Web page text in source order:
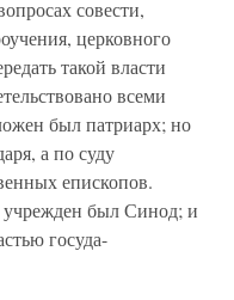
совести,
церковного
такой власти
всеми
был патриарх; но
а по суду
епископов.
учрежден был Синод; и
госуда-